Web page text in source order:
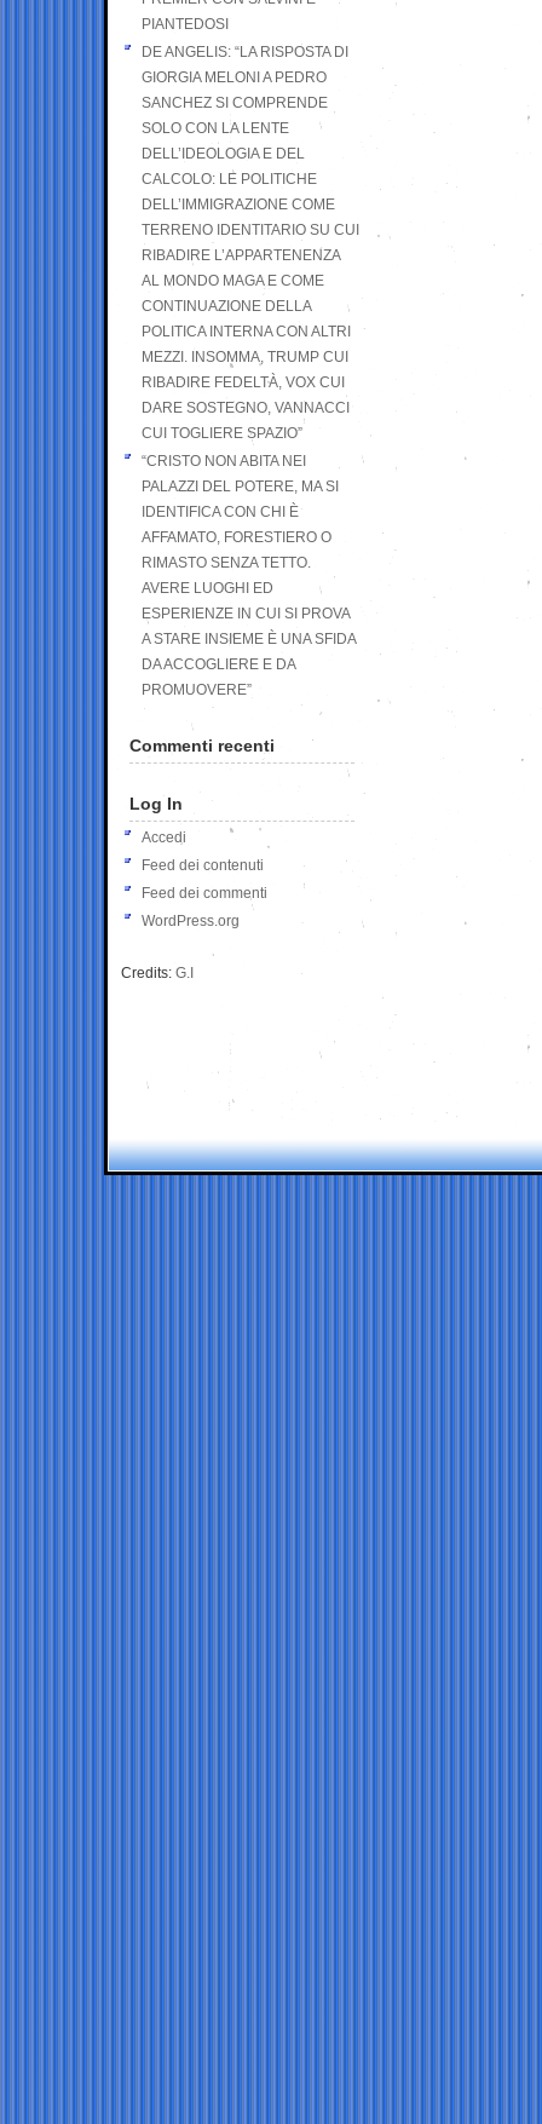
PIANTEDOSI
DE ANGELIS: “LA RISPOSTA DI
GIORGIA MELONI A PEDRO
SANCHEZ SI COMPRENDE
SOLO CON LA LENTE
DELL’IDEOLOGIA E DEL
CALCOLO: LE POLITICHE
DELL’IMMIGRAZIONE COME
TERRENO IDENTITARIO SU CUI
RIBADIRE L’APPARTENENZA
AL MONDO MAGA E COME
CONTINUAZIONE DELLA
POLITICA INTERNA CON ALTRI
MEZZI. INSOMMA, TRUMP CUI
RIBADIRE FEDELTÀ, VOX CUI
DARE SOSTEGNO, VANNACCI
CUI TOGLIERE SPAZIO”
“CRISTO NON ABITA NEI
PALAZZI DEL POTERE, MA SI
IDENTIFICA CON CHI È
AFFAMATO, FORESTIERO O
RIMASTO SENZA TETTO.
AVERE LUOGHI ED
ESPERIENZE IN CUI SI PROVA
A STARE INSIEME È UNA SFIDA
DA ACCOGLIERE E DA
PROMUOVERE”
Commenti recenti
Log In
Accedi
Feed dei contenuti
Feed dei commenti
WordPress.org
Credits: G.I